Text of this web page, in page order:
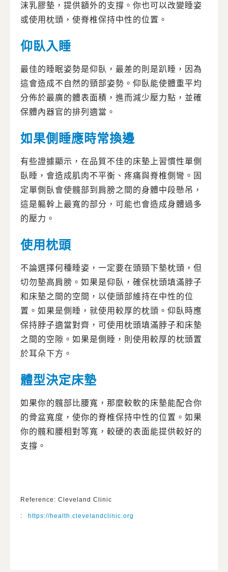
沫乳膠墊，提供額外的支撐。你也可以改變睡姿
或使用枕頭，使脊椎保持中性的位置。
仰臥入睡
最佳的睡眠姿勢是仰臥，最差的則是趴睡，因為
這會造成不自然的頸部姿勢。仰臥能使體重平均
分佈於最廣的體表面積，進而減少壓力點，並確
保體內器官的排列適當。
如果側睡應時常換邊
有些證據顯示，在品質不佳的床墊上習慣性單側
臥睡，會造成肌肉不平衡、疼痛與脊椎側彎。固
定單側臥會使髖部到肩膀之間的身體中段懸吊，
這是軀幹上最寬的部分，可能也會造成身體過多
的壓力。
使用枕頭
不論選擇何種睡姿，一定要在頭頸下墊枕頭，但
切勿墊高肩膀。如果是仰臥，確保枕頭填滿脖子
和床墊之間的空間，以使頭部維持在中性的位
置。如果是側睡，就使用較厚的枕頭。仰臥時應
保持脖子適當對齊，可使用枕頭填滿脖子和床墊
之間的空隙。如果是側睡，則使用較厚的枕頭置
於耳朵下方。
體型決定床墊
如果你的髖部比腰寬，那麼較軟的床墊能配合你
的骨盆寬度，使你的脊椎保持中性的位置。如果
你的髖和腰相對等寬，較硬的表面能提供較好的
支撐。
Reference: Cleveland Clinic
: https://health.clevelandclinic.org